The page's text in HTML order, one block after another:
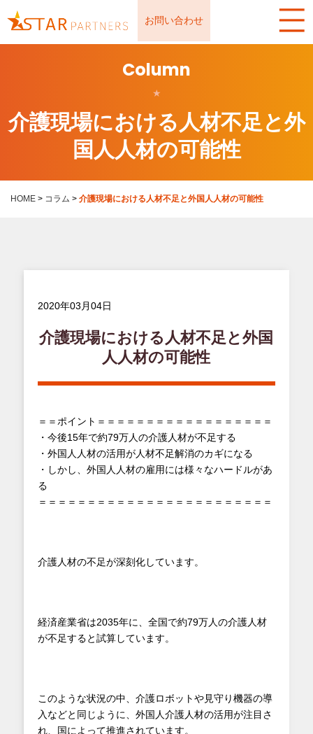
お問い合わせ
Column
★
介護現場における人材不足と外
国人人材の可能性
HOME > コラム > 介護現場における人材不足と外国人人材の可能性
2020年03月04日
介護現場における人材不足と外国
人人材の可能性
＝＝ポイント＝＝＝＝＝＝＝＝＝＝＝＝＝＝＝＝＝＝
・今後15年で約79万人の介護人材が不足する
・外国人人材の活用が人材不足解消のカギになる
・しかし、外国人人材の雇用には様々なハードルがあ
る
＝＝＝＝＝＝＝＝＝＝＝＝＝＝＝＝＝＝＝＝＝＝＝＝
介護人材の不足が深刻化しています。
経済産業省は2035年に、全国で約79万人の介護人材
が不足すると試算しています。
このような状況の中、介護ロボットや見守り機器の導
入などと同じように、外国人介護人材の活用が注目さ
れ、国によって推進されています。